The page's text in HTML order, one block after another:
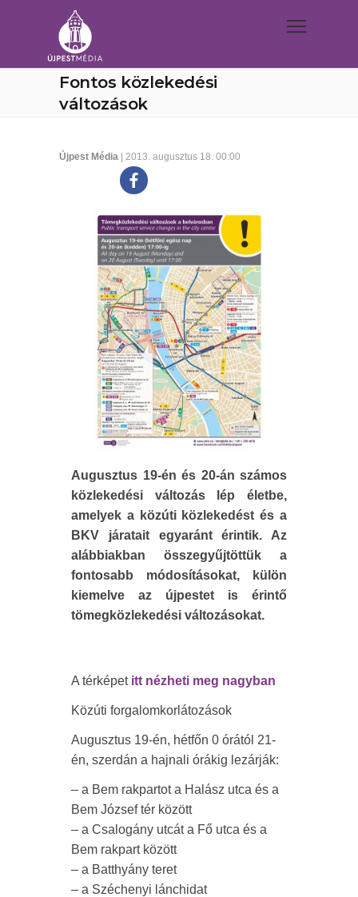
Fontos közlekedési
változások
Újpest Média | 2013. augusztus 18. 00:00
Augusztus 19-én és 20-án számos
közlekedési változás lép életbe,
amelyek a közúti közlekedést és a
BKV járatait egyaránt érintik. Az
alábbiakban összegyűjtöttük a
fontosabb módosításokat, külön
kiemelve az újpestet is érintő
tömegközlekedési változásokat.
A térképet itt nézheti meg nagyban
Közúti forgalomkorlátozások
Augusztus 19-én, hétfőn 0 órától 21-
én, szerdán a hajnali órákig lezárják:
– a Bem rakpartot a Halász utca és a
Bem József tér között
– a Csalogány utcát a Fő utca és a
Bem rakpart között
– a Batthyány teret
– a Széchenyi lánchidat